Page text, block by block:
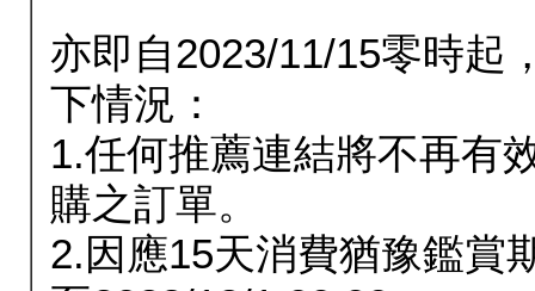
亦即自2023/11/15零時起
下情況：
1.任何推薦連結將不再有
購之訂單。
2.因應15天消費猶豫鑑賞